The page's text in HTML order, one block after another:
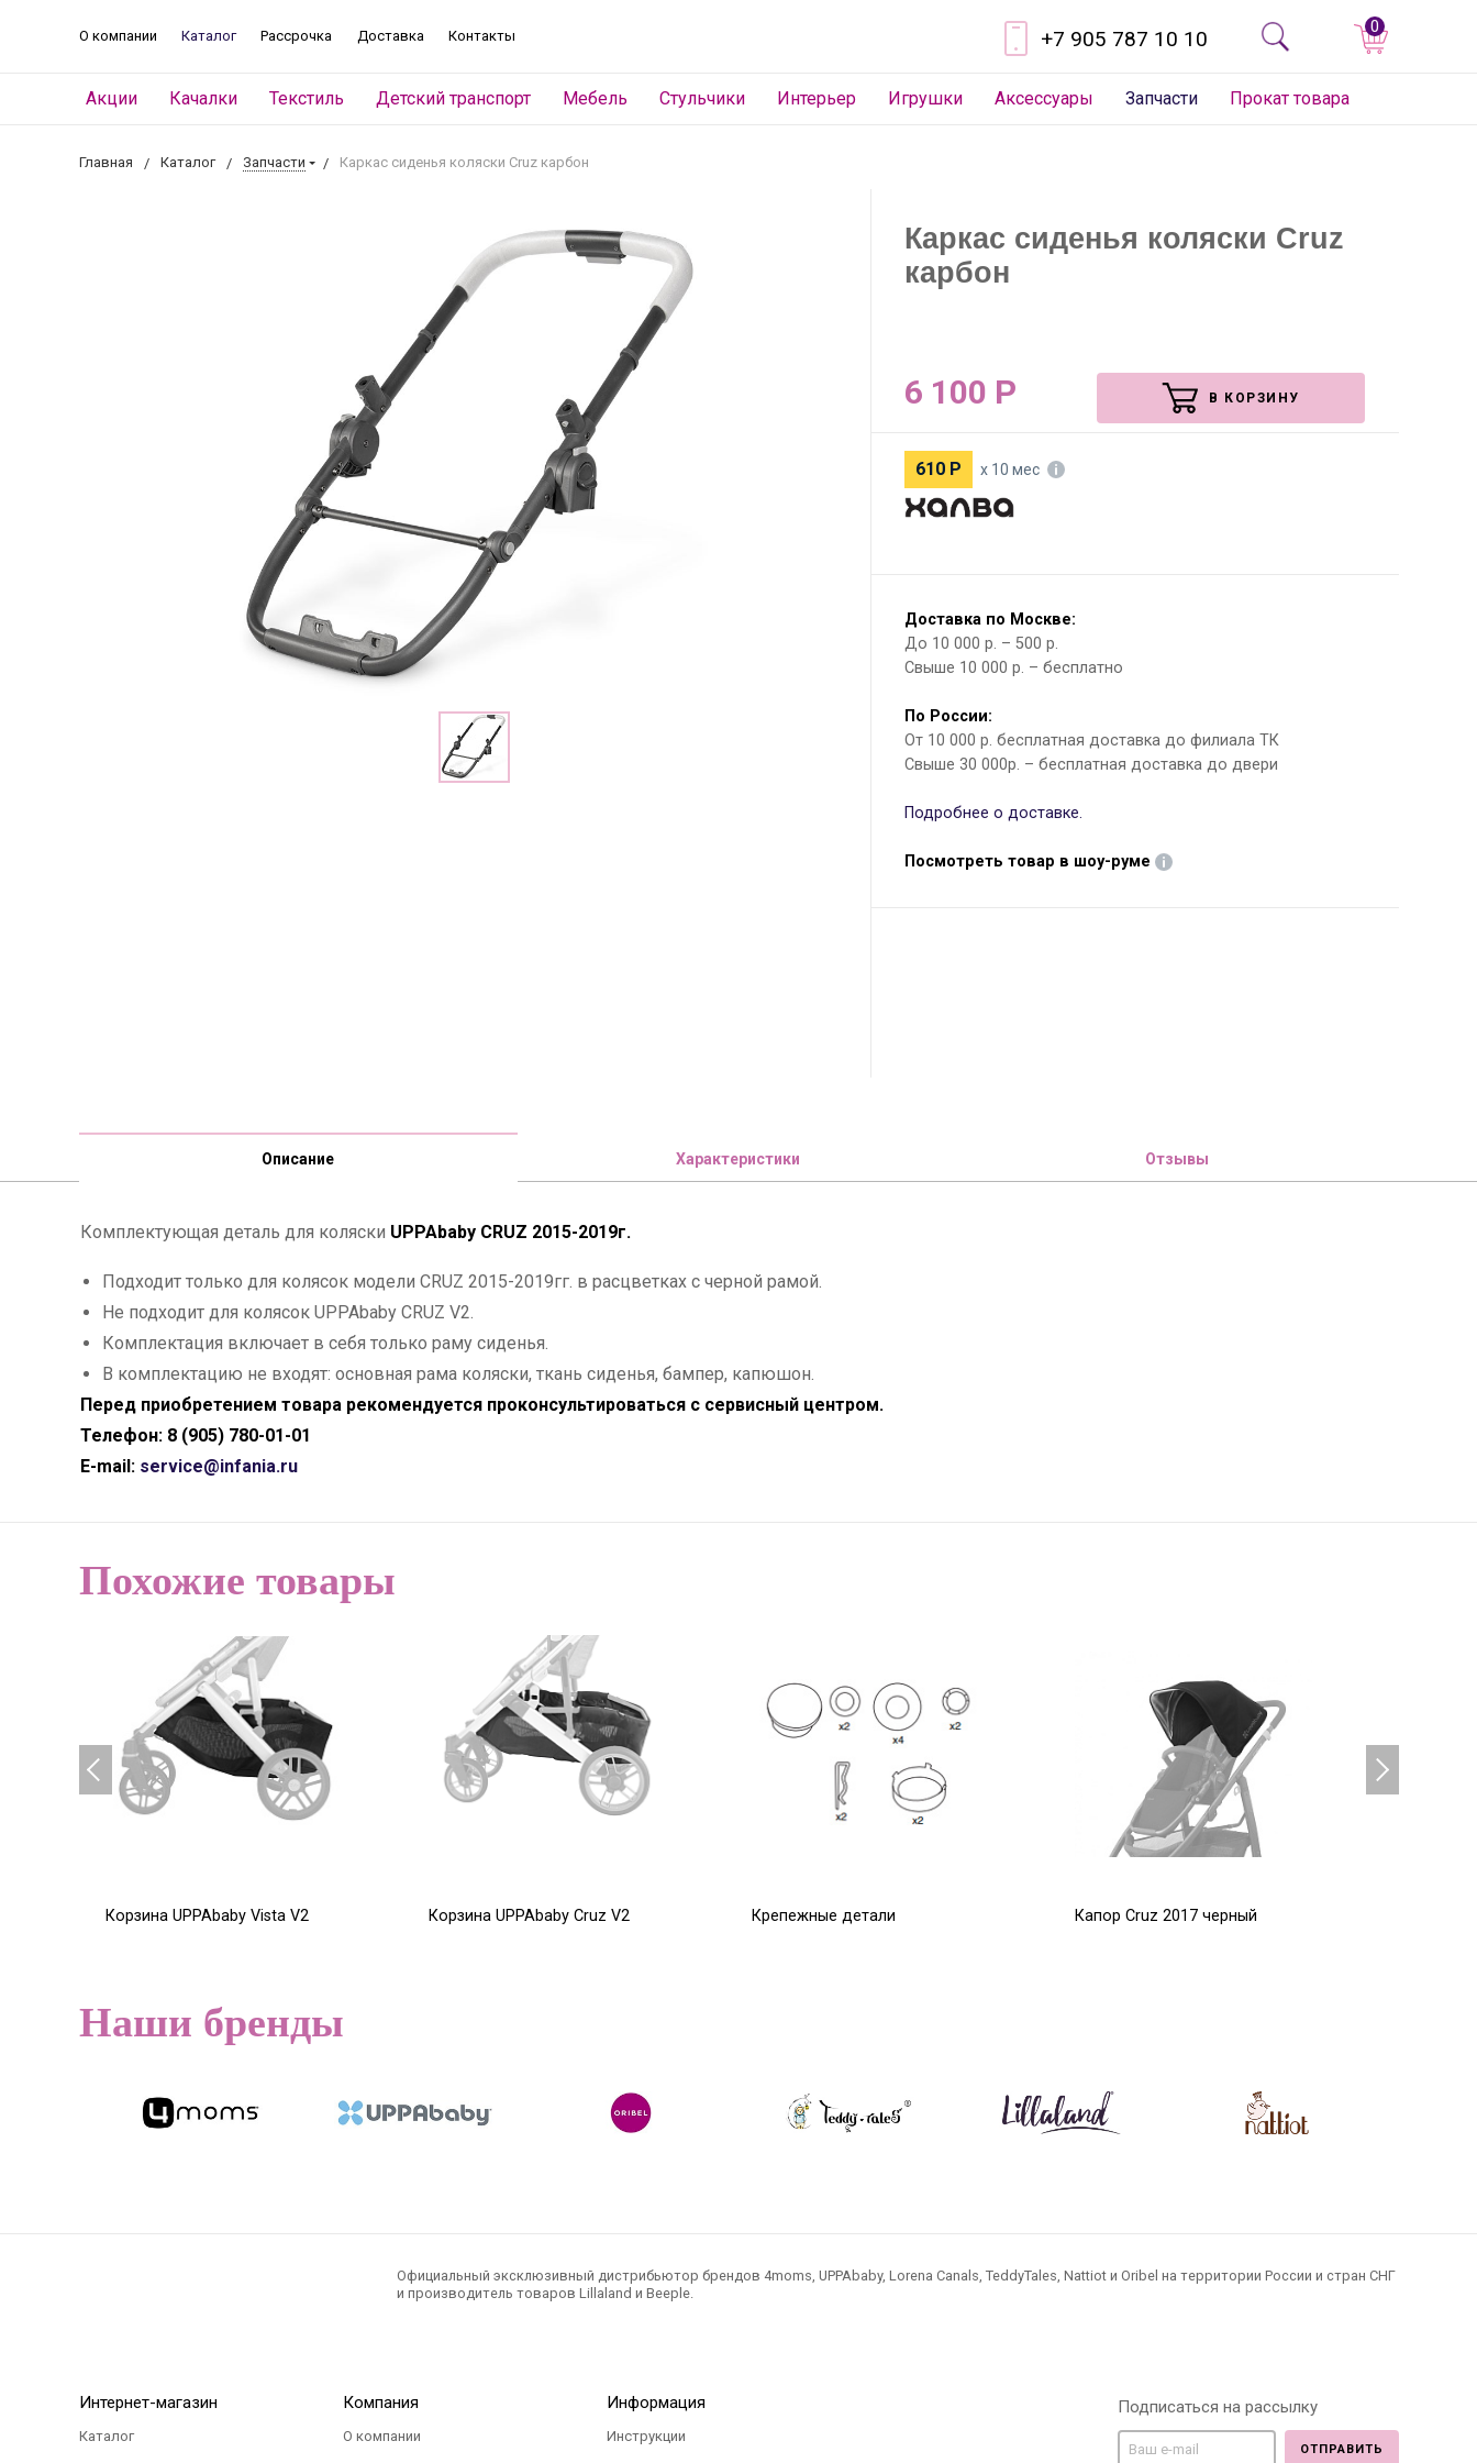
О компании Каталог Рассрочка Доставка Контакты +7 905 787 10 10 0
Акции Качалки Текстиль Детский транспорт Мебель Стульчики Интерьер Игрушки Аксессуары Запчасти Прокат товара
Главная Каталог Запчасти Каркас сиденья коляски Cruz карбон
Каркас сиденья коляски Cruz
карбон
6 100 Р В КОРЗИНУ
610 Р х 10 мес
Доставка по Москве:
До 10 000 р. – 500 р.
Свыше 10 000 р. – бесплатно
По России:
От 10 000 р. бесплатная доставка до филиала ТК
Свыше 30 000р. – бесплатная доставка до двери
Подробнее о доставке.
Посмотреть товар в шоу-руме
Описание Характеристики Отзывы
Комплектующая деталь для коляски UPPAbaby CRUZ 2015-2019г.
Подходит только для колясок модели CRUZ 2015-2019гг. в расцветках с черной рамой.
Не подходит для колясок UPPAbaby CRUZ V2.
Комплектация включает в себя только раму сиденья.
В комплектацию не входят: основная рама коляски, ткань сиденья, бампер, капюшон.
Перед приобретением товара рекомендуется проконсультироваться с сервисный центром.
Телефон: 8 (905) 780-01-01
E-mail: service@infania.ru
Похожие товары
Корзина UPPAbaby Vista V2 Корзина UPPAbaby Cruz V2
Крепежные детали
Капор Cruz 2017 черный
Наши бренды
Официальный эксклюзивный дистрибьютор брендов 4moms, UPPAbaby, Lorena Canals, TeddyTales, Nattiot и Oribel на территории России и стран СНГ
и производитель товаров Lillaland и Beeple.
Интернет-магазин
Каталог
Компания
О компании
Информация
Инструкции
Подписаться на рассылку
ОТПРАВИТЬ